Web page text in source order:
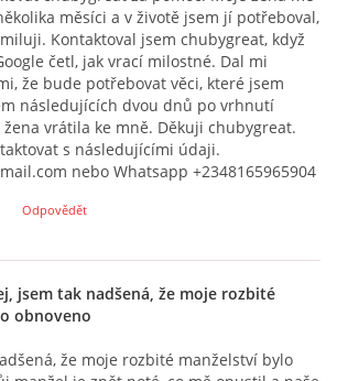
měsíci a v životě jsem jí potřeboval,
Kontaktoval jsem chubygreat, když
četl, jak vrací milostné. Dal mi
že bude potřebovat věci, které jsem
následujících dvou dnů po vrhnutí
žena vrátila ke mně. Děkuji chubygreat.
s následujícími údaji.
nebo Whatsapp +2348165965904
Odpovědět
jsem tak nadšená, že moje rozbité
obnoveno
že moje rozbité manželství bylo